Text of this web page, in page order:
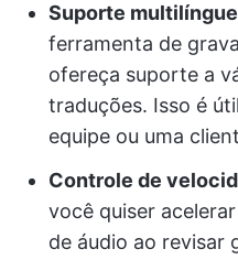
Suporte multilíngue
ferramenta de
ofereça suporte a
traduções. Isso é
equipe ou uma
Controle de
você quiser
de áudio ao revisar